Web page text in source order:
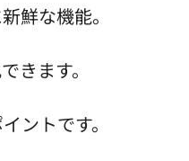
鮮な機能。
きます。
ントです。